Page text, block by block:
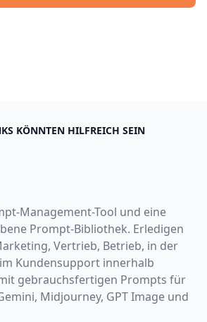
KÖNNTEN HILFREICH SEIN
Management-Tool und eine
Prompt-Bibliothek. Erledigen
Vertrieb, Betrieb, in der
Kundensupport innerhalb
gebrauchsfertigen Prompts für
Midjourney, GPT Image und